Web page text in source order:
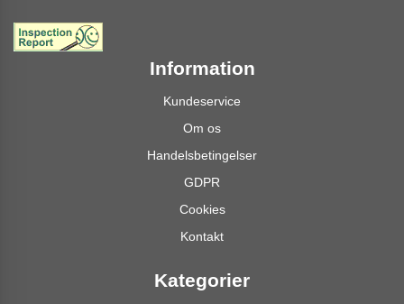
Information
Kundeservice
Om os
Handelsbetingelser
GDPR
Cookies
Kontakt
Kategorier